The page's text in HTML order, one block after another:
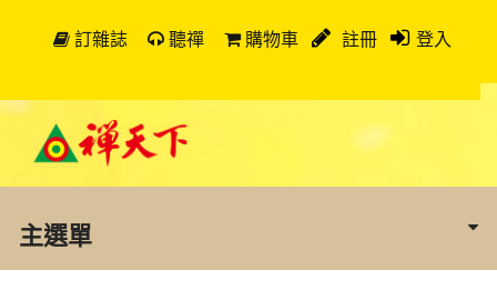
訂雜誌 聽禪 購物車 註冊 登入
主選單